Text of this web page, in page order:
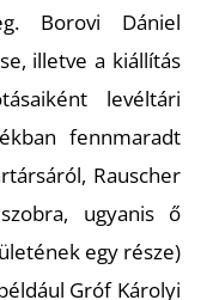
Borovi Dániel
illetve a kiállítás
levéltári
fennmaradt
Rauscher
ugyanis ő
egy része)
Gróf Károlyi